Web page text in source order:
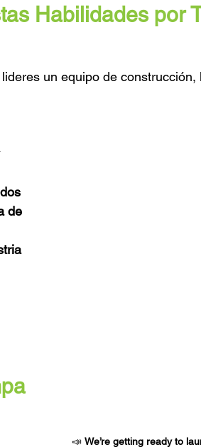
Habilidades por
un equipo de construcción,
📣 We’re getting ready to
de